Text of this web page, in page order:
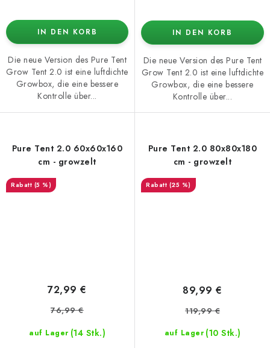
IN DEN KORB
Die neue Version des Pure Tent
Grow Tent 2.0 ist eine luftdichte
Growbox, die eine bessere
Kontrolle über...
IN DEN KORB
Die neue Version des Pure Tent
Grow Tent 2.0 ist eine luftdichte
Growbox, die eine bessere
Kontrolle über...
Pure Tent 2.0 60x60x160
cm - growzelt
(5 %)
auf Lager (14 Stk.)
72,99 €
76,99 €
Pure Tent 2.0 80x80x180
cm - growzelt
(25 %)
auf Lager (10 Stk.)
89,99 €
119,99 €